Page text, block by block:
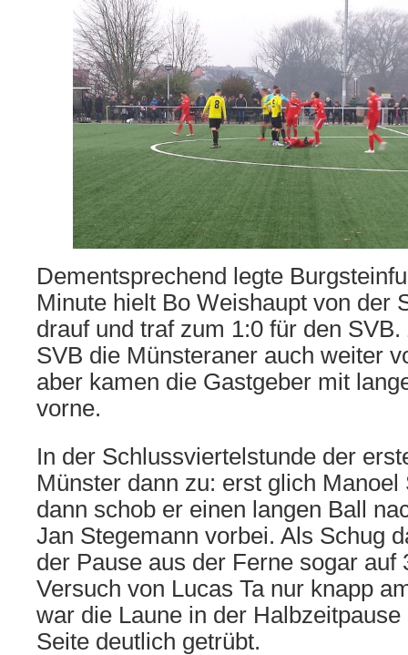
Dementsprechend legte
Minute hielt Bo Weishaupt von der
drauf und traf zum 1:0 für den
SVB die Münsteraner auch weiter
aber kamen die Gastgeber mit
vorne.
In der Schlussviertelstunde der
Münster dann zu: erst glich
dann schob er einen langen Ball
Jan Stegemann vorbei. Als Schug
der Pause aus der Ferne sogar auf
Versuch von Lucas Ta nur knapp
war die Laune in der
Seite deutlich getrübt.